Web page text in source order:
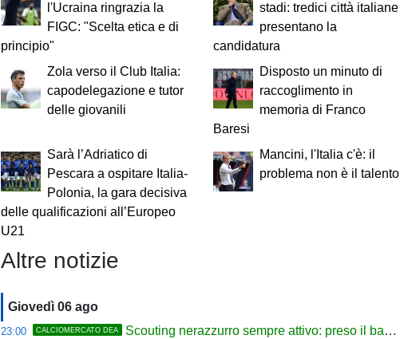
l'Ucraina ringrazia la
FIGC: "Scelta etica e di
principio"
stadi: tredici città italiane
presentano la
candidatura
Zola verso il Club Italia:
capodelegazione e tutor
delle giovanili
Disposto un minuto di
raccoglimento in
memoria di Franco
Baresi
Sarà l’Adriatico di
Pescara a ospitare Italia-
Polonia, la gara decisiva
delle qualificazioni all’Europeo
U21
Mancini, l'Italia c'è: il
problema non è il talento
Altre notizie
Giovedì 06 ago
23:00 CALCIOMERCATO DEA Scouting nerazzurro sempre attivo: preso il baby difensore 2010 Levačić